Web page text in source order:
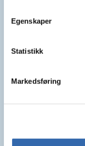
Egenskaper
Statistikk
Markedsføring